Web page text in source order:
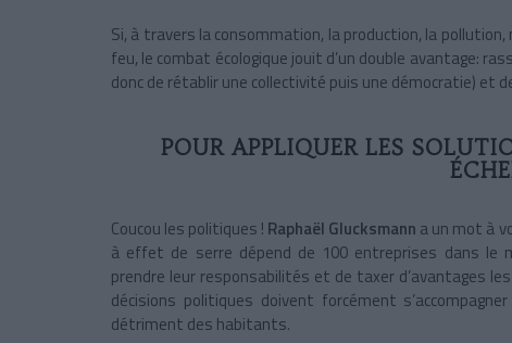
Si, à travers la consommation, la production, la
feu, le combat écologique jouit d’un double avantage:
donc de rétablir une collectivité puis une démocratie) et
POUR APPLIQUER LES
Coucou les politiques ! Raphaël Glucksmann a un mot à
à effet de serre dépend de 100 entreprises dans le
prendre leur responsabilités et de taxer d’avantages
décisions politiques doivent forcément
détriment des habitants.